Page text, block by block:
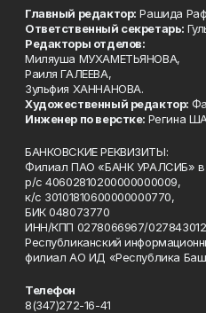
Главный редактор: Рашида
Ответственный секретарь:
Редакторы отделов:
Миляуша МУХАМЕТЬЯНОВА,
Раиля ГАЛЕЕВА,
Зульфия ХАННАНОВА.
Художественный редактор:
Инженер по верстке: Регина
БАНКОВСКИЕ РЕКВИЗИТЫ:
Филиал ПАО «БАНК УРАЛСИБ» в
р/с 40602810200000000009,
к/с 30101810600000000770,
БИК 048073770
ИНН/КПП 0278066967/027843012
Республиканский
филиал АО ИД «Республика
Телефон
8(347)272-16-41